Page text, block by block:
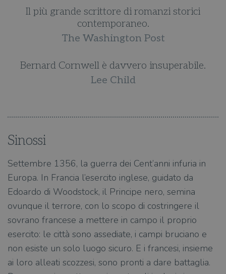
Il più grande scrittore di romanzi storici
contemporaneo.
The Washington Post
Bernard Cornwell è davvero insuperabile.
Lee Child
Sinossi
Settembre 1356, la guerra dei Cent’anni infuria in
Europa. In Francia l’esercito inglese, guidato da
Edoardo di Woodstock, il Principe nero, semina
ovunque il terrore, con lo scopo di costringere il
sovrano francese a mettere in campo il proprio
esercito: le città sono assediate, i campi bruciano e
non esiste un solo luogo sicuro. E i francesi, insieme
ai loro alleati scozzesi, sono pronti a dare battaglia.